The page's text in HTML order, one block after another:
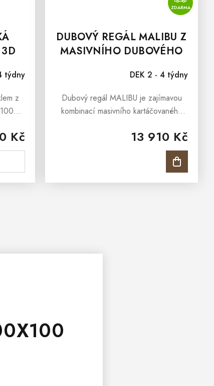
týdny
Kč
z
ZDARMA
DUBOVÝ REGÁL MALIBU Z
MASIVNÍHO DUBOVÉHO
DEK 2 - 4 týdny
13 910 Kč
Dubový regál MALIBU je zajímavou
kombinací masivního kartáčovaného
Vzrušující a charismatická směs
materiálů okamžitě upoutá Vaši